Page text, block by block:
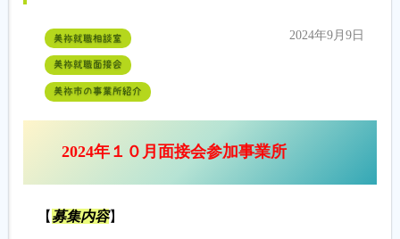
美祢就職相談室
美祢就職面接会
美祢市の事業所紹介
2024年9月9日
2024年１０月面接会参加事業所
【 募集内容】